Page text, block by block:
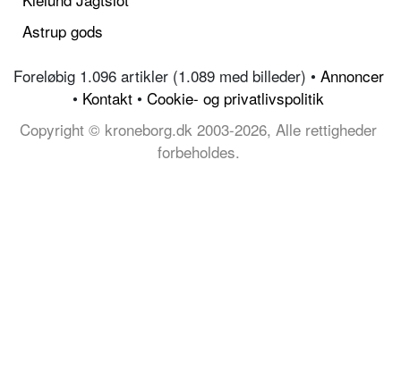
Astrup gods
Foreløbig 1.096 artikler (1.089 med billeder) • Annoncer
• Kontakt • Cookie- og privatlivspolitik
Copyright © kroneborg.dk 2003-2026, Alle rettigheder
forbeholdes.